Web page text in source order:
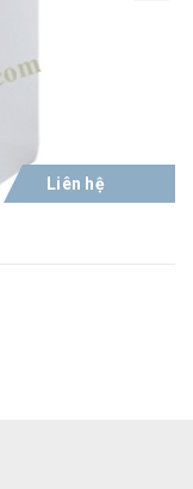
Liên hệ